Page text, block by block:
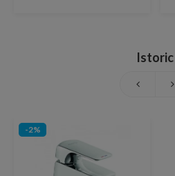
Istoric
-2%